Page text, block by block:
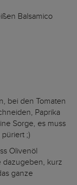
Balsamico
bei den Tomaten
Paprika
Sorge, es muss
;)
Olivenöl
dazugeben, kurz
ganze